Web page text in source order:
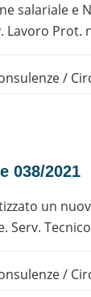
salariale e
Lavoro Prot.
/
038/2021
un
Serv.
/